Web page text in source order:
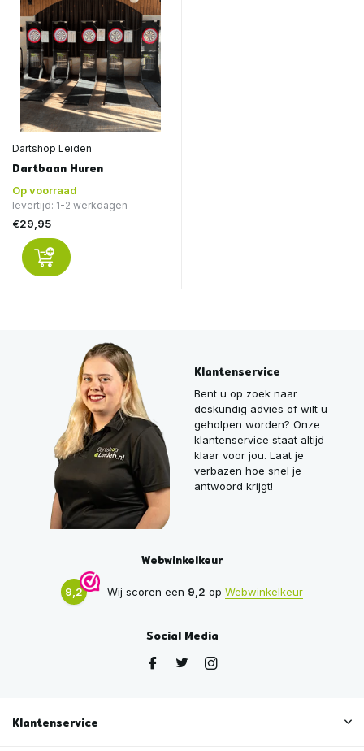
Dartshop Leiden
Dartbaan Huren
Op voorraad
levertijd: 1-2 werkdagen
€29,95
Klantenservice
Bent u op zoek naar
deskundig advies of wilt u
geholpen worden? Onze
klantenservice staat altijd
klaar voor jou. Laat je
verbazen hoe snel je
antwoord krijgt!
Webwinkelkeur
9,2 Wij scoren een 9,2 op Webwinkelkeur
Social Media
Klantenservice